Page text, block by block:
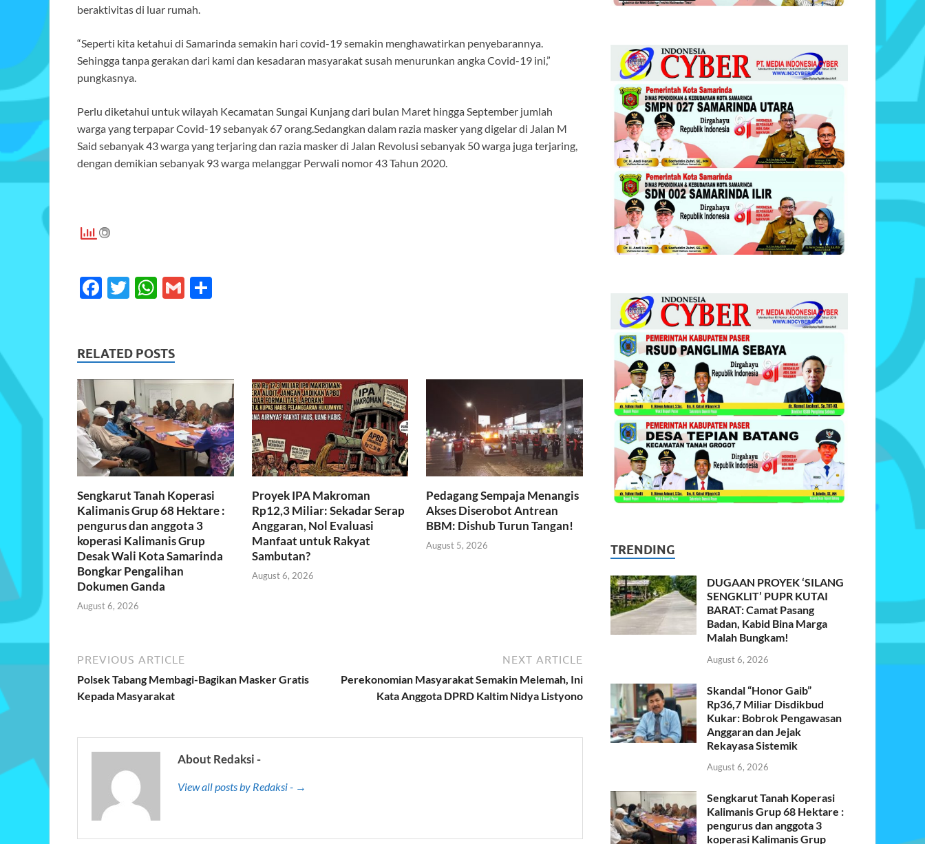
beraktivitas di luar rumah.
“Seperti kita ketahui di Samarinda semakin hari covid-19 semakin menghawatirkan penyebarannya.
Sehingga tanpa gerakan dari kami dan kesadaran masyarakat susah menurunkan angka Covid-19 ini,”
pungkasnya.
Perlu diketahui untuk wilayah Kecamatan Sungai Kunjang dari bulan Maret hingga September jumlah
warga yang terpapar Covid-19 sebanyak 67 orang.Sedangkan dalam razia masker yang digelar di Jalan M
Said sebanyak 43 warga yang terjaring dan razia masker di Jalan Revolusi sebanyak 50 warga juga terjaring,
dengan demikian sebanyak 93 warga melanggar Perwali nomor 43 Tahun 2020.
F
b
o
o
k
T
er
W
s
A
p
p
G
RELATED POSTS
Sengkarut Tanah Koperasi
Kalimanis Grup 68 Hektare :
pengurus dan anggota 3
koperasi Kalimanis Grup
Desak Wali Kota Samarinda
Bongkar Pengalihan
Dokumen Ganda
August 6, 2026
Proyek IPA Makroman
Rp12,3 Miliar: Sekadar Serap
Anggaran, Nol Evaluasi
Manfaat untuk Rakyat
Sambutan?
August 6, 2026
Pedagang Sempaja Menangis
Akses Diserobot Antrean
BBM: Dishub Turun Tangan!
August 5, 2026
PREVIOUS ARTICLE
Polsek Tabang Membagi-Bagikan Masker Gratis
Kepada Masyarakat
NEXT ARTICLE
Perekonomian Masyarakat Semakin Melemah, Ini
Kata Anggota DPRD Kaltim Nidya Listyono
About Redaksi -
View all posts by Redaksi - →
TRENDING
DUGAAN PROYEK ‘SILANG
SENGKLIT’ PUPR KUTAI
BARAT: Camat Pasang
Badan, Kabid Bina Marga
Malah Bungkam!
August 6, 2026
Skandal “Honor Gaib”
Rp36,7 Miliar Disdikbud
Kukar: Bobrok Pengawasan
Anggaran dan Jejak
Rekayasa Sistemik
August 6, 2026
Sengkarut Tanah Koperasi
Kalimanis Grup 68 Hektare :
pengurus dan anggota 3
koperasi Kalimanis Grup